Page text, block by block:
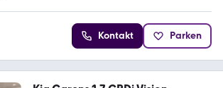
Kontakt Parken